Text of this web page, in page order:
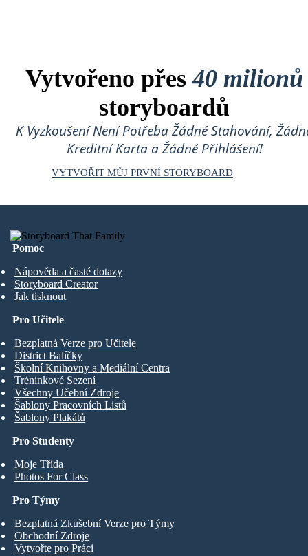
Vytvořeno přes40 milionů
storyboardů
K Vyzkoušení Není Potřeba Žádné Stahování,
Kreditní Karta a Žádné Přihlášení!
VYTVOŘIT MŮJ PRVNÍ STORYBOARD
Pomoc
Nápověda a časté dotazy
Storyboard Creator
Jak tisknout
Pro Studenty
Moje Třída
Photos For Class
Pro Učitele
Bezplatná Verze pro Učitele
District Balíčky
Školní Knihovny a Mediální Centra
Tréninkové Sezení
Všechny Učební Zdroje
Šablony Pracovních Listů
Šablony Plakátů
Pro Týmy
Bezplatná Zkušební Verze pro Týmy
Obchodní Zdroje
Vytvořte pro Práci